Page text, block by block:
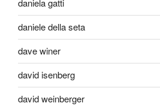
daniela gatti
daniele della seta
dave winer
david isenberg
david weinberger